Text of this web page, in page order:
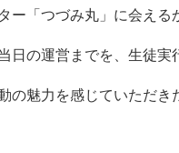
ー「つづみ丸」に会える
日の運営までを、生徒
の魅力を感じていただ